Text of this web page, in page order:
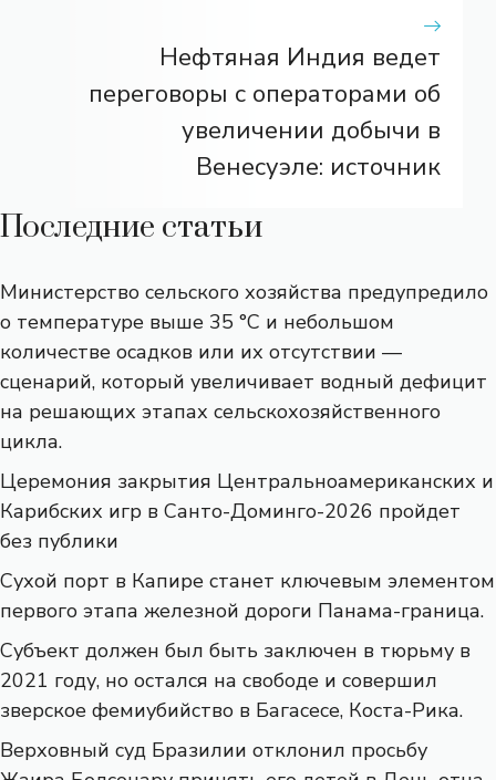
Нефтяная Индия ведет
переговоры с операторами об
увеличении добычи в
Венесуэле: источник
Последние статьи
Министерство сельского хозяйства предупредило
о температуре выше 35 °C и небольшом
количестве осадков или их отсутствии —
сценарий, который увеличивает водный дефицит
на решающих этапах сельскохозяйственного
цикла.
Церемония закрытия Центральноамериканских и
Карибских игр в Санто-Доминго-2026 пройдет
без публики
Сухой порт в Капире станет ключевым элементом
первого этапа железной дороги Панама-граница.
Субъект должен был быть заключен в тюрьму в
2021 году, но остался на свободе и совершил
зверское фемиубийство в Багасесе, Коста-Рика.
Верховный суд Бразилии отклонил просьбу